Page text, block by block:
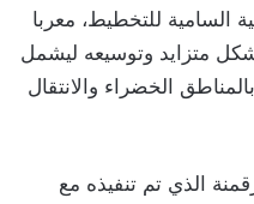
السامية للتخطيط، معربا
متزايد وتوسيعه ليشمل
الخضراء والانتقال
الذي تم تنفيذه مع